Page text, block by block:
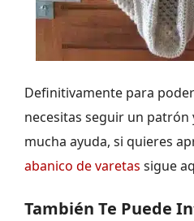
Definitivamente para
necesitas seguir un patrón
mucha ayuda, si quieres
abanico de varetas sigue
También Te Puede